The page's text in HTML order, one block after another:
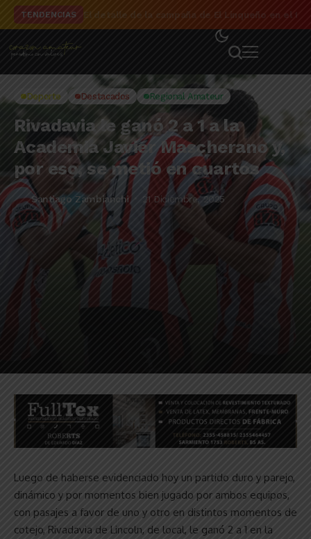
TENDENCIAS El detalle de la campaña de El Linqueño en el
Deporte Destacados Regional Amateur
Rivadavia le ganó 2 a 1 a la
Academia Javier Mascherano y,
por eso, se metió en cuartos
Santiago Zambianchi 21 Diciembre, 2025
Luego de haberse evidenciado hoy un partido duro y parejo,
dinámico y por momentos bien jugado por ambos equipos,
con pasajes a favor de uno y otro en distintos momentos de
cotejo, Rivadavia de Lincoln, de local, le ganó 2 a 1 en la